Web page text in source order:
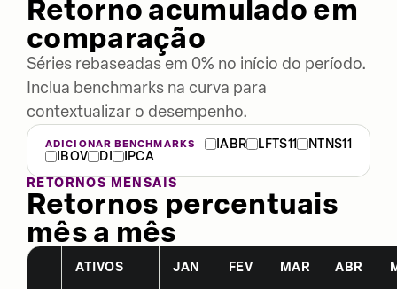
Retorno acumulado em
comparação
Séries rebaseadas em 0% no início do período.
Inclua benchmarks na curva para
contextualizar o desempenho.
ADICIONAR BENCHMARKS IABR LFTS11
NTNS11
IBOV
DI
IPCA
RETORNOS MENSAIS
Retornos percentuais
mês a mês
ATIVOS JAN FEV MAR ABR